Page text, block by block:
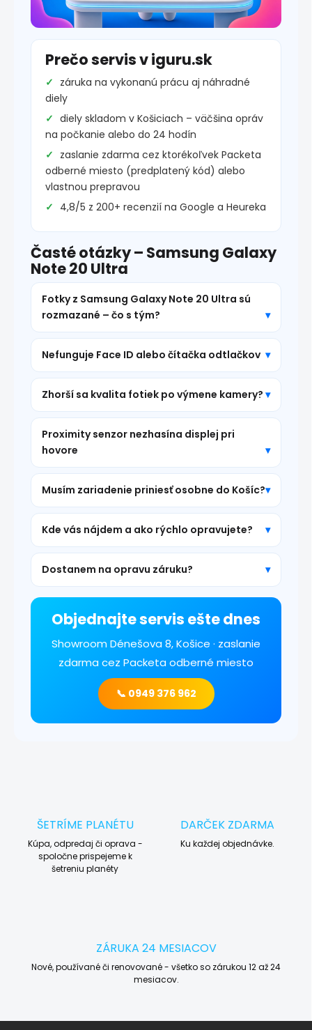
Prečo servis v iguru.sk
záruka na vykonanú prácu aj náhradné
diely
diely skladom v Košiciach – väčšina opráv
na počkanie alebo do 24 hodín
zaslanie zdarma cez ktorékoľvek Packeta
odberné miesto (predplatený kód) alebo
vlastnou prepravou
4,8/5 z 200+ recenzií na Google a Heureka
Časté otázky – Samsung Galaxy
Note 20 Ultra
Fotky z Samsung Galaxy Note 20 Ultra sú
rozmazané – čo s tým?
Nefunguje Face ID alebo čítačka odtlačkov
Zhorší sa kvalita fotiek po výmene kamery?
Proximity senzor nezhasína displej pri
hovore
Musím zariadenie priniesť osobne do Košíc?
Kde vás nájdem a ako rýchlo opravujete?
Dostanem na opravu záruku?
Objednajte servis ešte dnes
Showroom Dénešova 8, Košice · zaslanie
zdarma cez Packeta odberné miesto
📞 0949 376 962
ŠETRÍME PLANÉTU
Kúpa, odpredaj či oprava -
spoločne prispejeme k
šetreniu planéty
DARČEK ZDARMA
Ku každej objednávke.
ZÁRUKA 24 MESIACOV
Nové, používané či renovované - všetko so zárukou 12 až 24
mesiacov.